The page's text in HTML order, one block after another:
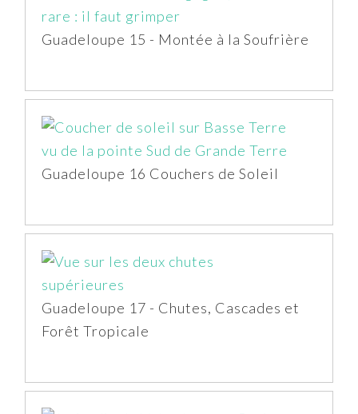
Guadeloupe 15 - Montée à la Soufrière
Guadeloupe 16 Couchers de Soleil
Guadeloupe 17 - Chutes, Cascades et
Forêt Tropicale